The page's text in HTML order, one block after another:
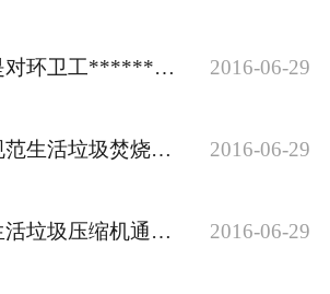
文明自觉，才是对环卫工******的一种尊重 2016-06-29
郭祥信：逐步规范生活垃圾焚烧厂运行监管 2016-06-29
《移动式水平生活垃圾压缩机通用技术条件》国家标准开题工作会召开 2016-06-29